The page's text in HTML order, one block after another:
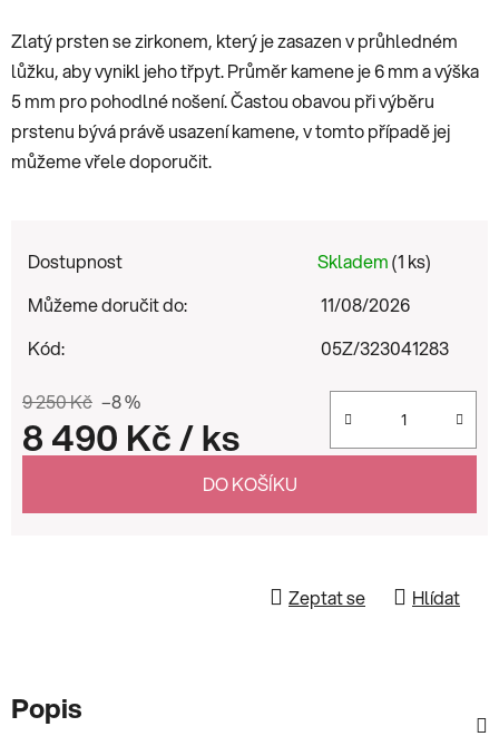
Zlatý prsten se zirkonem, který je zasazen v průhledném
lůžku, aby vynikl jeho třpyt. Průměr kamene je 6 mm a výška
5 mm pro pohodlné nošení. Častou obavou při výběru
prstenu bývá právě usazení kamene, v tomto případě jej
můžeme vřele doporučit.
Dostupnost Skladem(1 ks)
Můžeme doručit do:
11/08/2026
Kód:
05Z/323041283
9 250 Kč –8 %
8 490 Kč/ ks
DO KOŠÍKU
Zeptat se Hlídat
Popis